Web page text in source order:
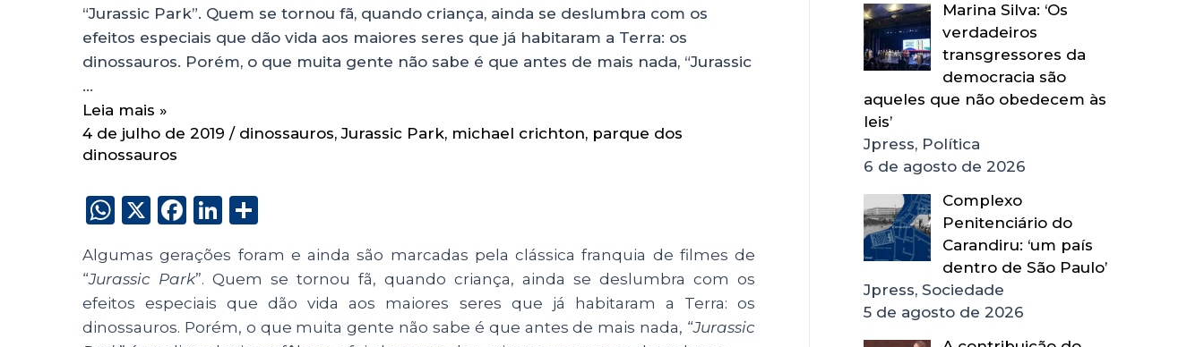
“Jurassic Park”. Quem se tornou fã, quando criança, ainda se deslumbra com os
efeitos especiais que dão vida aos maiores seres que já habitaram a Terra: os
dinossauros. Porém, o que muita gente não sabe é que antes de mais nada, “Jurassic
…
Leia mais »
4 de julho de 2019 / dinossauros,Jurassic Park, michael crichton, parque dos
dinossauros
W
a
ts
A
X
F
c
e
b
Li
k
e
dI
a
re
Algumas gerações foram e ainda são marcadas pela clássica franquia de filmes de
“Jurassic Park”. Quem se tornou fã, quando criança, ainda se deslumbra com os
efeitos especiais que dão vida aos maiores seres que já habitaram a Terra: os
dinossauros. Porém, o que muita gente não sabe é que antes de mais nada, “Jurassic
Marina Silva: ‘Os
verdadeiros
transgressores da
democracia são
aqueles que não obedecem às
leis’
Jpress, Política
6 de agosto de 2026
Complexo
Penitenciário do
Carandiru: ‘um país
dentro de São Paulo’
Jpress, Sociedade
5 de agosto de 2026